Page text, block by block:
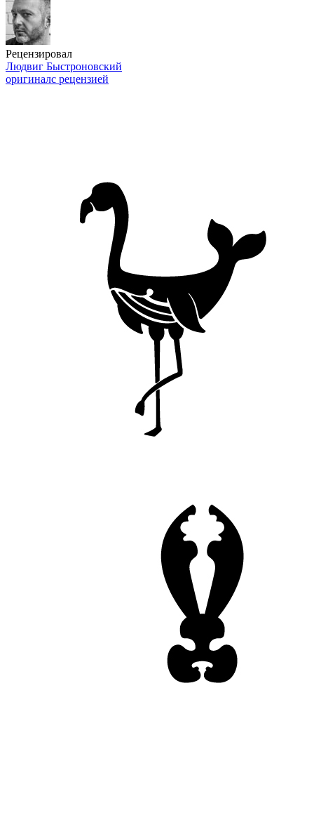
Рецензировал
Людвиг Быстроновский
оригиналс рецензией